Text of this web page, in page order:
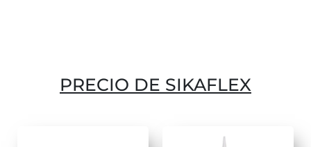
PRECIO DE SIKAFLEX